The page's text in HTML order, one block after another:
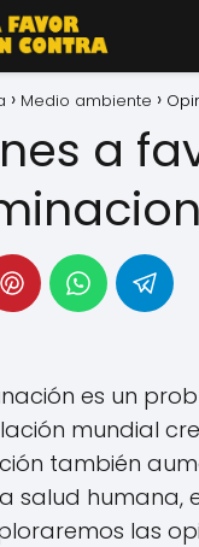
Medio ambiente
a
es un
mundial
también
salud humana,
las